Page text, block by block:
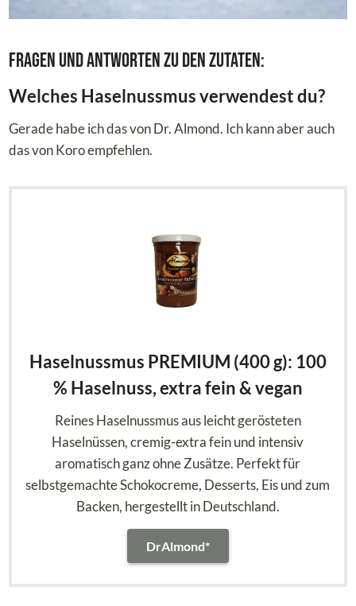
Fragen und Antworten zu den Zutaten:
Welches Haselnussmus verwendest du?
Gerade habe ich das von Dr. Almond. Ich kann aber auch
das von Koro empfehlen.
Haselnussmus PREMIUM (400 g): 100
% Haselnuss, extra fein & vegan
Reines Haselnussmus aus leicht gerösteten
Haselnüssen, cremig-extra fein und intensiv
aromatisch ganz ohne Zusätze. Perfekt für
selbstgemachte Schokocreme, Desserts, Eis und zum
Backen, hergestellt in Deutschland.
DrAlmond*